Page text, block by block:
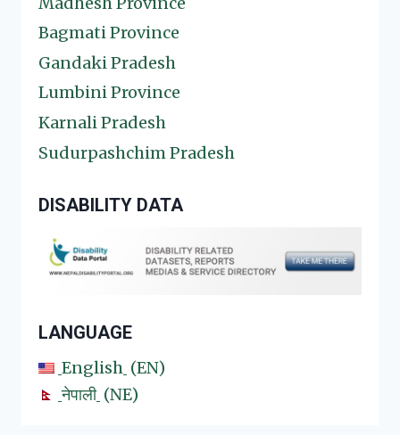
Bagmati Province
Gandaki Pradesh
Lumbini Province
Karnali Pradesh
Sudurpashchim Pradesh
DISABILITY DATA
LANGUAGE
English
EN
नेपाली
NE